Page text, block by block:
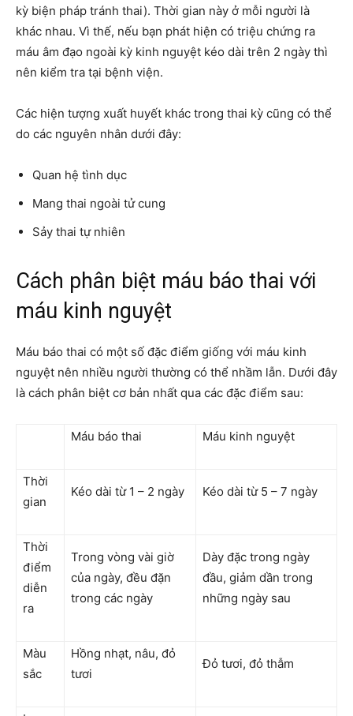
kỳ biện pháp tránh thai). Thời gian này ở mỗi người là
khác nhau. Vì thế, nếu bạn phát hiện có triệu chứng ra
máu âm đạo ngoài kỳ kinh nguyệt kéo dài trên 2 ngày thì
nên kiểm tra tại bệnh viện.
Các hiện tượng xuất huyết khác trong thai kỳ cũng có thể
do các nguyên nhân dưới đây:
Quan hệ tình dục
Mang thai ngoài tử cung
Sảy thai tự nhiên
Cách phân biệt máu báo thai với
máu kinh nguyệt
Máu báo thai có một số đặc điểm giống với máu kinh
nguyệt nên nhiều người thường có thể nhầm lẫn. Dưới đây
là cách phân biệt cơ bản nhất qua các đặc điểm sau:
Máu báo thai Máu kinh nguyệt
Thời
gian
Kéo dài từ 1 – 2 ngày Kéo dài từ 5 – 7 ngày
Thời
điểm
diễn
ra
Trong vòng vài giờ
của ngày, đều đặn
trong các ngày
Dày đặc trong ngày
đầu, giảm dần trong
những ngày sau
Màu
sắc
Hồng nhạt, nâu, đỏ
tươi
Đỏ tươi, đỏ thẫm